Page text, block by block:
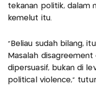
tekanan politik, dalam
kemelut itu.
"Beliau sudah bilang,
Masalah
dipersuasif, bukan di
political violence,"